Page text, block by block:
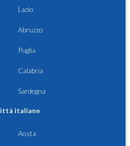
Lazio
Abruzzo
Puglia
Calabria
Sardegna
italiane
Aosta